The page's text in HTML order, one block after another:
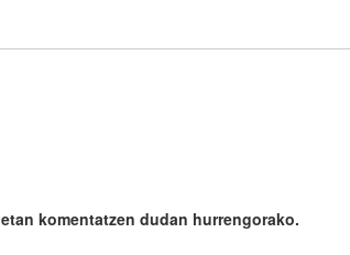
komentatzen dudan hurrengorako.